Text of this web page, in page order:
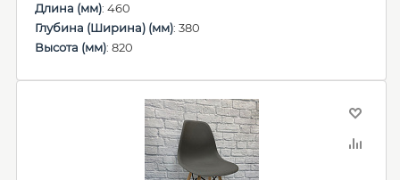
Длина (мм): 460
Глубина (Ширина) (мм): 380
Высота (мм): 820